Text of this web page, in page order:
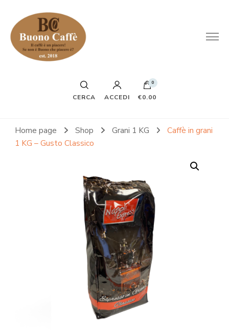
CERCA ACCEDI
0
€0.00
Home page Shop Grani 1 KG
Caffè in grani
1 KG – Gusto Classico